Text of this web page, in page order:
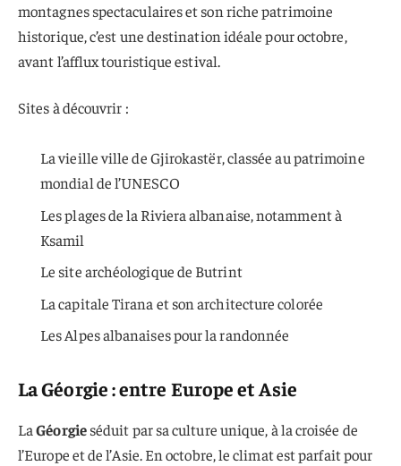
montagnes spectaculaires et son riche patrimoine
historique, c’est une destination idéale pour octobre,
avant l’afflux touristique estival.
Sites à découvrir :
La vieille ville de Gjirokastër, classée au patrimoine
mondial de l’UNESCO
Les plages de la Riviera albanaise, notamment à
Ksamil
Le site archéologique de Butrint
La capitale Tirana et son architecture colorée
Les Alpes albanaises pour la randonnée
La Géorgie : entre Europe et Asie
LaGéorgieséduit par sa culture unique, à la croisée de
l’Europe et de l’Asie. En octobre, le climat est parfait pour